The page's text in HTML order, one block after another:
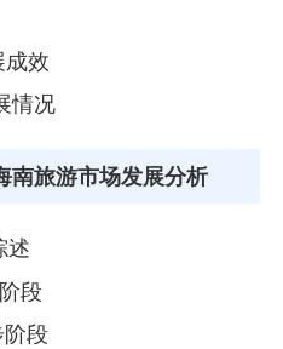
效
情况
旅游市场发展分析
述
段
段